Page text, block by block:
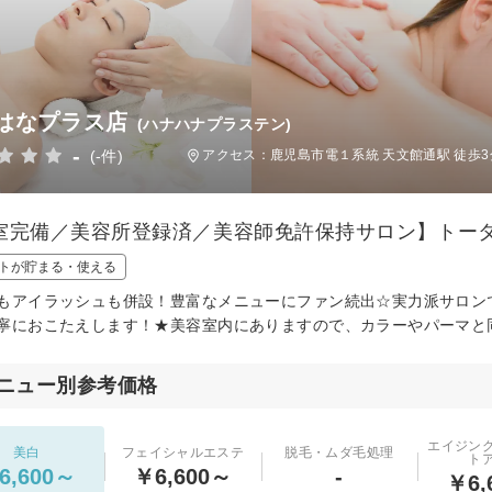
なプラス店 (ハナハナプラステン)
- (-件) アクセス：鹿児島市電１系統 天文館通駅 徒歩3
完備／美容所登録済／美容師免許保持サロン】トー
が貯まる・使える
アイラッシュも併設！豊富なメニューにファン続出☆実力派サロ
におこたえします！★美容室内にありますので、カラーやパーマ
ュー別参考価格
美白
～
フェイシャルエステ
￥6,600～
脱毛・ムダ毛処理
-
エイジン
ト
￥